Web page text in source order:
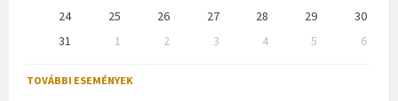
24
25 26 27 28 29
30
31
1 2 3 4 5
6
to
calendar
TOVÁBBI ESEMÉNYEK